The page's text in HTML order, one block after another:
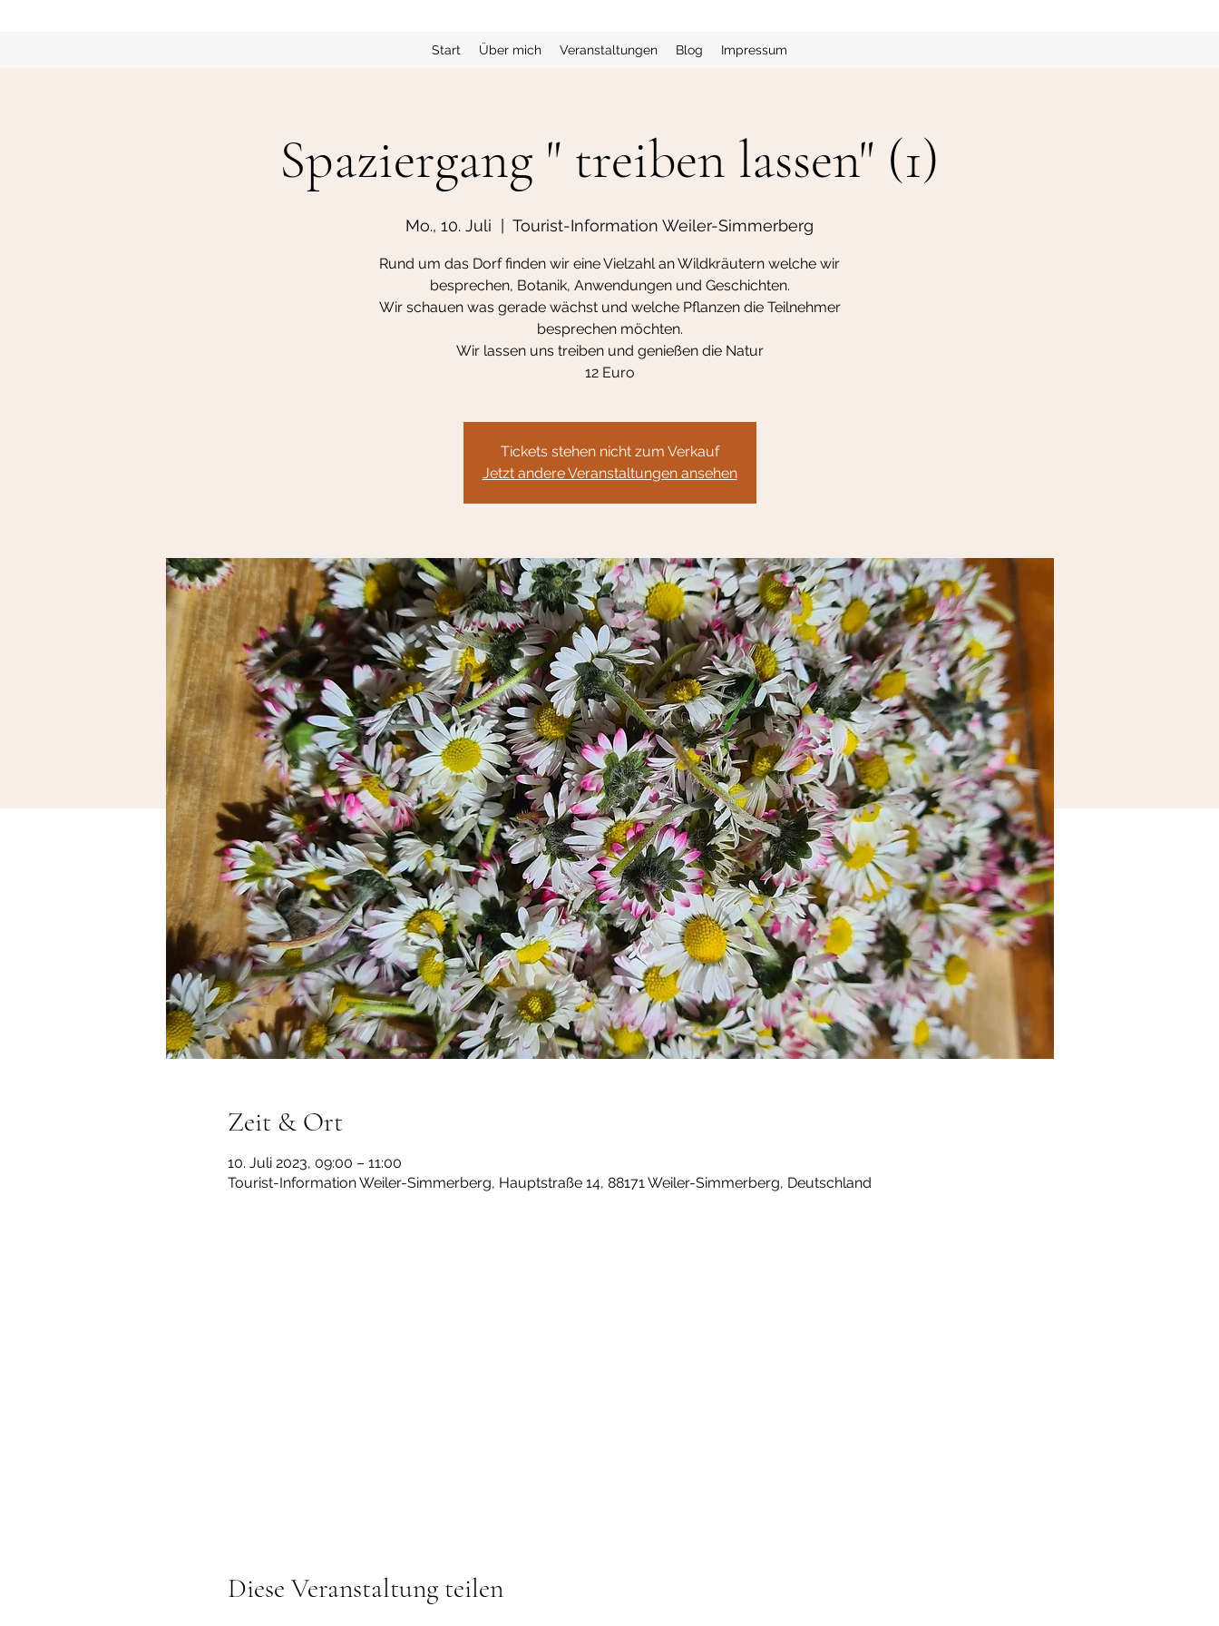
Start Über mich Veranstaltungen Blog Impressum
Spaziergang " treiben lassen" (1)
Mo., 10. Juli Tourist-Information Weiler-Simmerberg
Rund um das Dorf finden wir eine Vielzahl an Wildkräutern welche wir
besprechen, Botanik, Anwendungen und Geschichten.
Wir schauen was gerade wächst und welche Pflanzen die Teilnehmer
besprechen möchten.
Wir lassen uns treiben und genießen die Natur
12 Euro
Tickets stehen nicht zum Verkauf
Jetzt andere Veranstaltungen ansehen
Zeit & Ort
10. Juli 2023, 09:00 – 11:00
Tourist-Information Weiler-Simmerberg, Hauptstraße 14, 88171 Weiler-Simmerberg, Deutschland
Diese Veranstaltung teilen